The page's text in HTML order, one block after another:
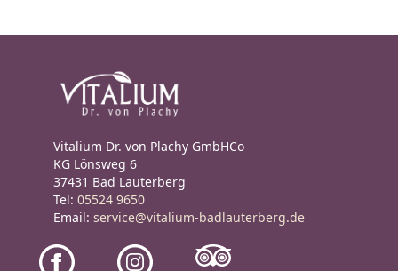
Vitalium Dr. von Plachy GmbHCo
KG Lönsweg 6
37431 Bad Lauterberg
Tel: 05524 9650
Email: service@vitalium-badlauterberg.de